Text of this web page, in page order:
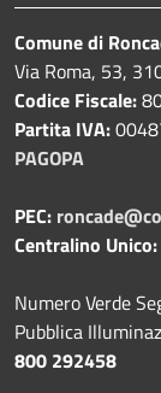
Comune di
Via Roma, 53,
Codice Fiscale:
Partita IVA:
PAGOPA
PEC:
Centralino Unico:
Numero Verde
Pubblica
800 292458